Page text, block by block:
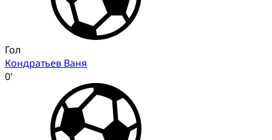
Гол
Кондратьев Ваня
0'